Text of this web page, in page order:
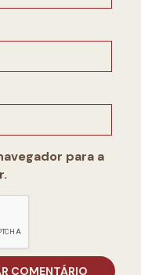
para a